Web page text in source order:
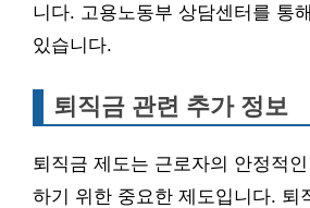
니다. 고용노동부 상담센터를 통
있습니다.
퇴직금 관련 추가 정보
퇴직금 제도는 근로자의 안정적
하기 위한 중요한 제도입니다. 퇴